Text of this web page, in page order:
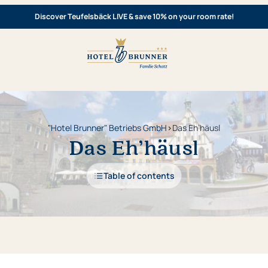
Discover Teufelsbäck LIVE & save 10% on your room rate!
"Hotel Brunner" Betriebs GmbH ›Das Eh’häusl
Das Eh’häusl
Table of contents